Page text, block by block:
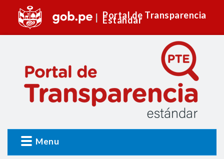
Portal de Transparencia
Estándar
Menu